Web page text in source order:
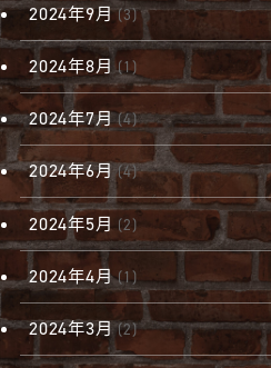
2024年9月(3)
2024年8月 (1)
2024年7月(4)
2024年6月 (4)
2024年5月 (2)
2024年4月(1)
2024年3月(2)